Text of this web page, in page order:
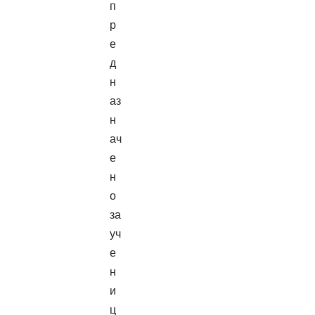
п
р
е
д
н
аз
н
ач
е
н
о
за
уч
е
н
и
ц